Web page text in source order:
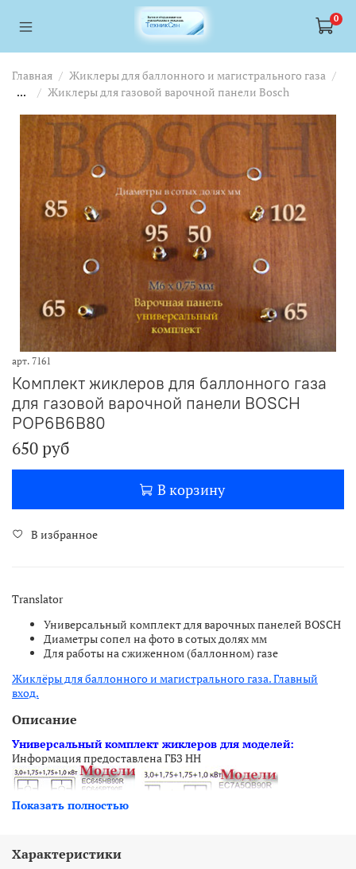
0
Главная
Жиклеры для баллонного и магистрального газа
...
Жиклеры для газовой варочной панели Bosch
арт. 7161
Комплект жиклеров для баллонного газа
для газовой варочной панели BOSCH
POP6B6B80
650 руб
В корзину
В избранное
Translator
Универсальный комплект для варочных панелей BOSCH
Диаметры сопел на фото в сотых долях мм
Для работы на сжиженном (баллонном) газе
Жиклёры для баллонного и магистрального газа. Главный
вход.
Описание
Универсальный комплект жиклеров для моделей:
Информация предоставлена ГБЗ НН
Показать полностью
Характеристики
<a href="https://webmaster.yandex.ru/siteinfo/?site=https://
<a href="https://webmaster.yandex.ru/siteinfo/?site=https://